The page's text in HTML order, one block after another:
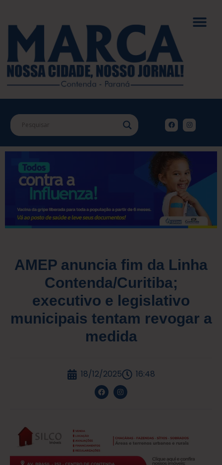
AMEP anuncia fim da Linha
Contenda/Curitiba;
executivo e legislativo
municipais tentam revogar a
medida
18/12/2025 16:48